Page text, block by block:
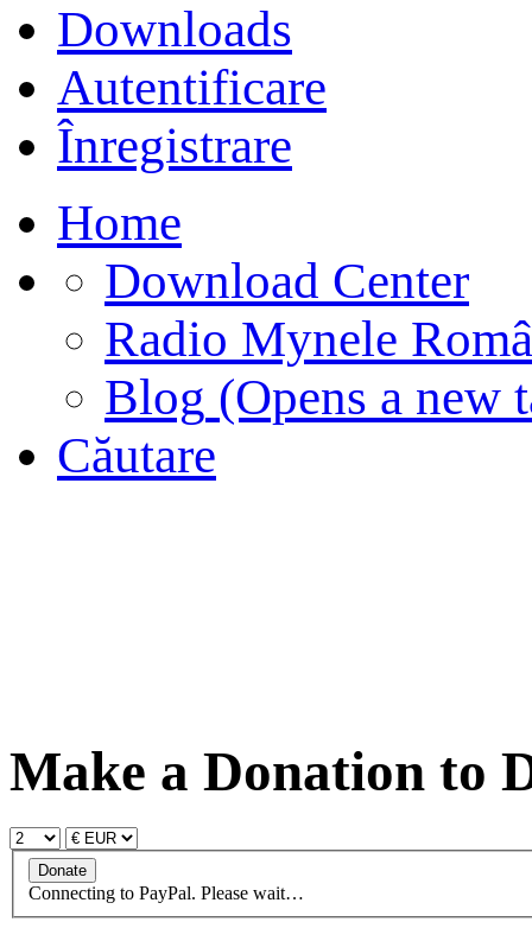
Downloads
Autentificare
Înregistrare
Home
Download Center
Radio Mynele
Blog (Opens a new
Căutare
Make a Donation to
Connecting to PayPal. Please wait…